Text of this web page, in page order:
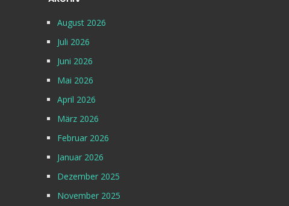
August 2026
Juli 2026
Juni 2026
Mai 2026
April 2026
März 2026
Februar 2026
Januar 2026
Dezember 2025
November 2025